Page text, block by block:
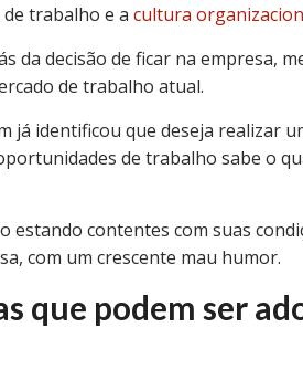
trabalho e a cultura
da decisão de ficar na empresa,
de trabalho atual.
já identificou que deseja realizar
de trabalho sabe o
estando contentes com suas
com um crescente mau humor.
que podem ser